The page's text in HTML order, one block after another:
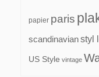
papier paris
scandinavianstyl
US Style vintage